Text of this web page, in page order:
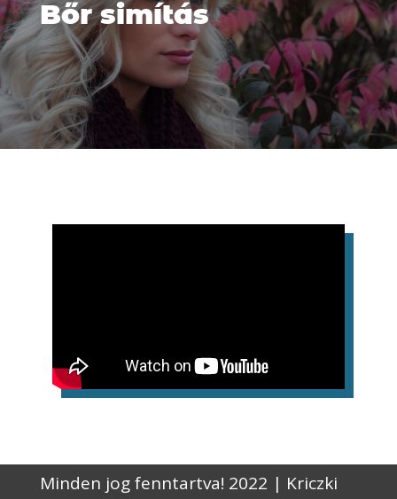
Bőr simítás
Minden jog fenntartva! 2022 | Kriczki